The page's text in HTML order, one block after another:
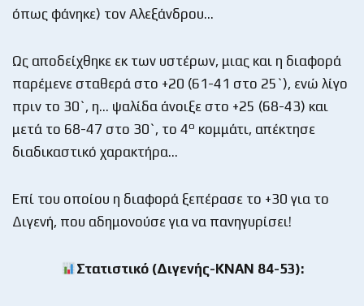
όπως φάνηκε) τον Αλεξάνδρου…
Ως αποδείχθηκε εκ των υστέρων, μιας και η διαφορά
παρέμενε σταθερά στο +20 (61-41 στο 25`), ενώ λίγο
πριν το 30`, η… ψαλίδα άνοιξε στο +25 (68-43) και
μετά το 68-47 στο 30`, το 4ο κομμάτι, απέκτησε
διαδικαστικό χαρακτήρα…
Επί του οποίου η διαφορά ξεπέρασε το +30 για το
Διγενή, που αδημονούσε για να πανηγυρίσει!
Στατιστικό (Διγενής-ΚΝΑΝ 84-53):